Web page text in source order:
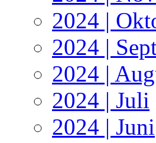
2024 |
2024 |
2024 |
2024 | Juli
2024 | Juni